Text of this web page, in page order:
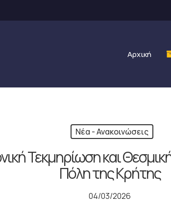
Αρχική
Νέα - Ανακοινώσεις
Τεκμηρίωση και
Πόλη της Κρήτης
04/03/2026